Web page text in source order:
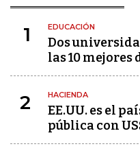
1 EDUCACIÓN
Dos
las 10 mejores
2 HACIENDA
EE.UU. es el
pública con